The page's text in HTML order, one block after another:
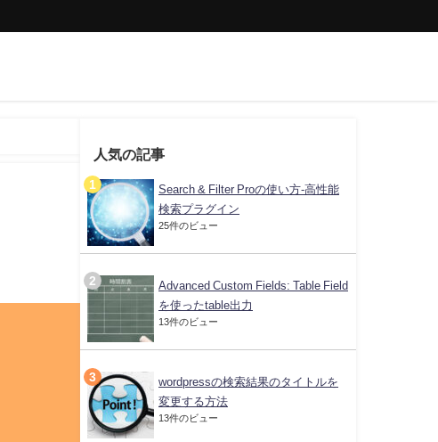
人気の記事
Search & Filter Proの使い方-高性能
検索プラグイン
25件のビュー
Advanced Custom Fields: Table Field
を使ったtable出力
13件のビュー
wordpressの検索結果のタイトルを
変更する方法
13件のビュー